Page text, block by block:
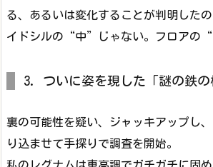
る、あるいは変化することが判明した
イドシルの“中”じゃない。フロアの“
3. ついに姿を現した「謎の鉄の
裏の可能性を疑い、ジャッキアップし
り込ませて手探りで調査を開始。
私のレグナムは車高調でガチガチに固